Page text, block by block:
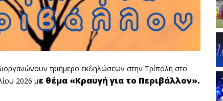
τριήμερο εκδηλώσεων στην Τρίπολη στο
2026 με θέμα «Κραυγή για το Περιβάλλον».